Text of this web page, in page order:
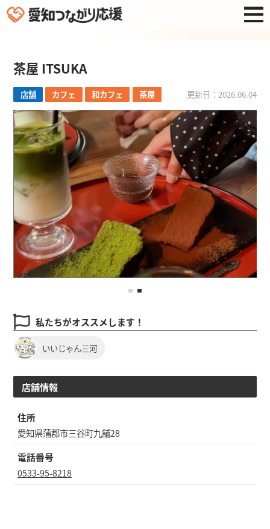
茶屋 ITSUKA
店舗 カフェ 和カフェ 茶屋 更新日：2026.06.04
私たちがオススメします！
いいじゃん三河
店舗情報
住所
愛知県蒲郡市三谷町九舗28
電話番号
0533-95-8218